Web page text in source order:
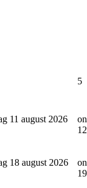
5
11 august 2026
12
18 august 2026
19